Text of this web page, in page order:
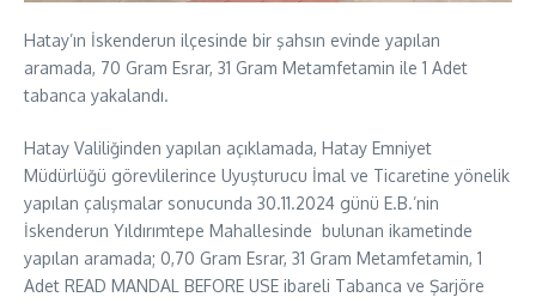
Hatay’ın İskenderun ilçesinde bir şahsın evinde yapılan
aramada, 70 Gram Esrar, 31 Gram Metamfetamin ile 1 Adet
tabanca yakalandı.
Hatay Valiliğinden yapılan açıklamada, Hatay Emniyet
Müdürlüğü görevlilerince Uyuşturucu İmal ve Ticaretine yönelik
yapılan çalışmalar sonucunda 30.11.2024 günü E.B.’nin
İskenderun Yıldırımtepe Mahallesinde bulunan ikametinde
yapılan aramada; 0,70 Gram Esrar, 31 Gram Metamfetamin, 1
Adet READ MANDAL BEFORE USE ibareli Tabanca ve Şarjöre